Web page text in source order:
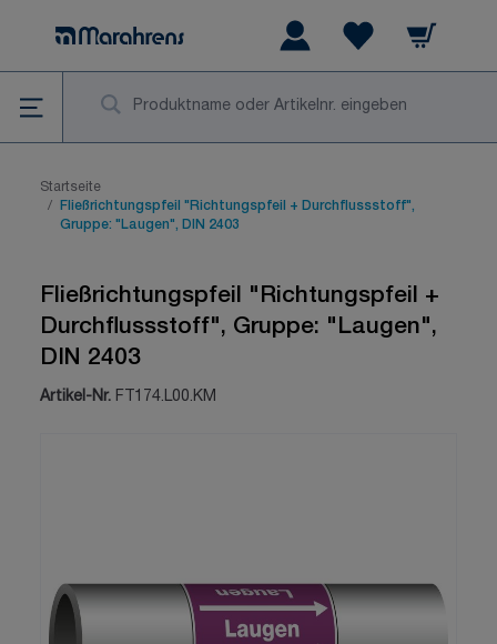
Warenkorb
Startseite
/
Fließrichtungspfeil "Richtungspfeil + Durchflussstoff",
Gruppe: "Laugen", DIN 2403
Fließrichtungspfeil "Richtungspfeil +
Durchflussstoff", Gruppe: "Laugen",
DIN 2403
Artikel-Nr. FT174.L00.KM